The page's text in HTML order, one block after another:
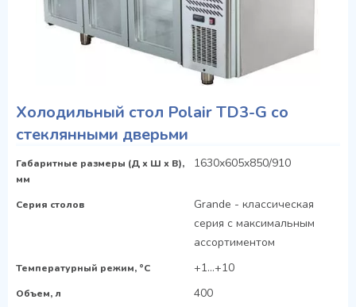
Холодильный стол Polair TD3-G со
стеклянными дверьми
Габаритные размеры (Д х Ш х В),
мм
1630x605x850/910
Серия столов
Grande - классическая
серия с максимальным
ассортиментом
Температурный режим, °C +1...+10
Объем, л 400